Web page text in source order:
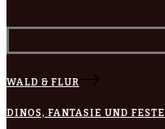
WALD & FLUR
DINOS, FANTASIE UND FESTE